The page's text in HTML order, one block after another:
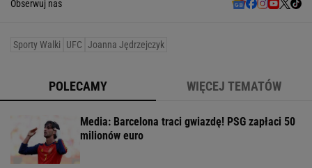
Obserwuj nas
Sporty Walki UFC Joanna Jędrzejczyk
POLECAMY WIĘCEJ TEMATÓW
Media: Barcelona traci gwiazdę! PSG zapłaci 50
milionów euro